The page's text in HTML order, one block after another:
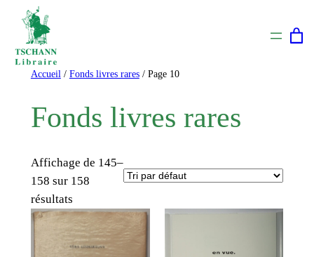
Aller
contenu
Accueil / Fonds livres rares/ Page 10
Fonds livres rares
Affichage de 145–
158 sur 158
résultats